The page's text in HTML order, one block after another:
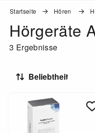
Startseite Hören
Hörgeräte
3 Ergebnisse